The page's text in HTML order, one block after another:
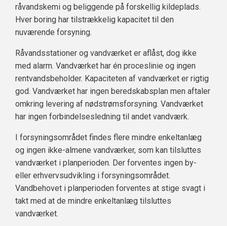
råvandskemi og beliggende på forskellig kildeplads.
Hver boring har tilstrækkelig kapacitet til den
nuværende forsyning.
Råvandsstationer og vandværket er aflåst, dog ikke
med alarm. Vandværket har én proceslinie og ingen
rentvandsbeholder. Kapaciteten af vandværket er rigtig
god. Vandværket har ingen beredskabsplan men aftaler
omkring levering af nødstrømsforsyning. Vandværket
har ingen forbindelsesledning til andet vandværk.
I forsyningsområdet findes flere mindre enkeltanlæg
og ingen ikke-almene vandværker, som kan tilsluttes
vandværket i planperioden. Der forventes ingen by-
eller erhvervsudvikling i forsyningsområdet.
Vandbehovet i planperioden forventes at stige svagt i
takt med at de mindre enkeltanlæg tilsluttes
vandværket.